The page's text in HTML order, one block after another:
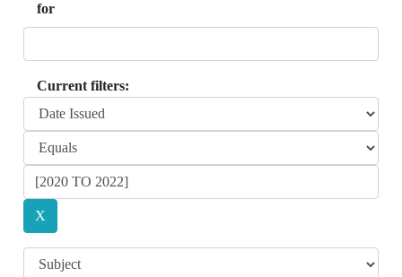
for
Current filters: